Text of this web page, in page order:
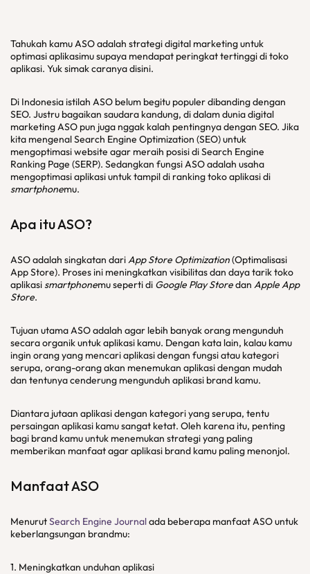
Tahukah kamu ASO adalah strategi digital marketing untuk
optimasi aplikasimu supaya mendapat peringkat tertinggi di toko
aplikasi. Yuk simak caranya disini.
Di Indonesia istilah ASO belum begitu populer dibanding dengan
SEO. Justru bagaikan saudara kandung, di dalam dunia digital
marketing ASO pun juga nggak kalah pentingnya dengan SEO. Jika
kita mengenal Search Engine Optimization (SEO) untuk
mengoptimasi website agar meraih posisi di Search Engine
Ranking Page (SERP). Sedangkan fungsi ASO adalah usaha
mengoptimasi aplikasi untuk tampil di ranking toko aplikasi di
smartphonemu.
Apa itu ASO?
ASO adalah singkatan dariApp Store Optimization(Optimalisasi
App Store). Proses ini meningkatkan visibilitas dan daya tarik toko
aplikasi smartphonemu seperti di Google Play Storedan Apple App
Store.
Tujuan utama ASO adalah agar lebih banyak orang mengunduh
secara organik untuk aplikasi kamu. Dengan kata lain, kalau kamu
ingin orang yang mencari aplikasi dengan fungsi atau kategori
serupa, orang-orang akan menemukan aplikasi dengan mudah
dan tentunya cenderung mengunduh aplikasi brand kamu.
Diantara jutaan aplikasi dengan kategori yang serupa, tentu
persaingan aplikasi kamu sangat ketat. Oleh karena itu, penting
bagi brand kamu untuk menemukan strategi yang paling
memberikan manfaat agar aplikasi brand kamu paling menonjol.
Manfaat ASO
MenurutSearch Engine Journalada beberapa manfaat ASO untuk
keberlangsungan brandmu:
1. Meningkatkan unduhan aplikasi